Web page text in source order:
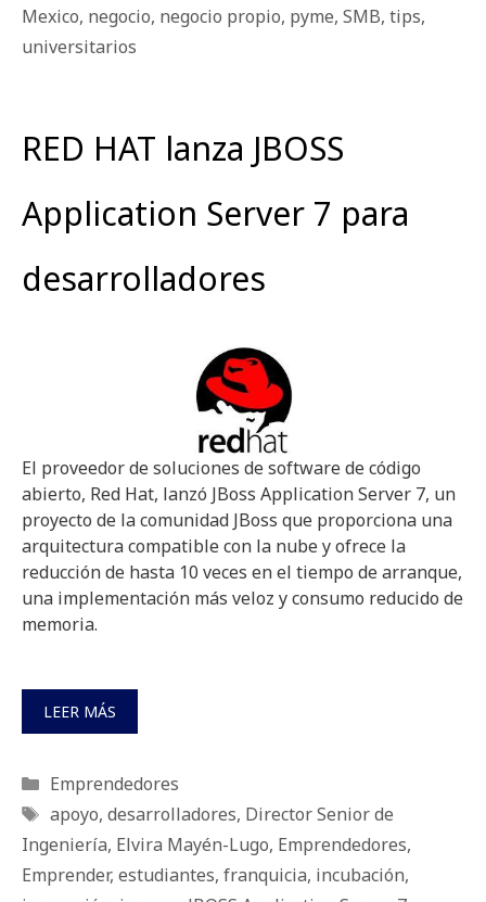
Mexico, negocio, negocio propio, pyme, SMB, tips,
universitarios
RED HAT lanza JBOSS
Application Server 7 para
desarrolladores
El proveedor de soluciones de software de código
abierto, Red Hat, lanzó JBoss Application Server 7, un
proyecto de la comunidad JBoss que proporciona una
arquitectura compatible con la nube y ofrece la
reducción de hasta 10 veces en el tiempo de arranque,
una implementación más veloz y consumo reducido de
memoria.
LEER MÁS
Categorías
Emprendedores
Etiquetas
apoyo, desarrolladores, Director Senior de
Ingeniería, Elvira Mayén-Lugo, Emprendedores,
Emprender, estudiantes, franquicia, incubación,